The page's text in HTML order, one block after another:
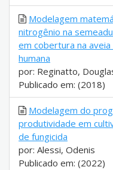
Modelagem
nitrogênio na
em cobertura na
humana
por: Reginatto,
Publicado em: (2018)
Modelagem do
produtividade em
de fungicida
por: Alessi, Odenis
Publicado em: (2022)